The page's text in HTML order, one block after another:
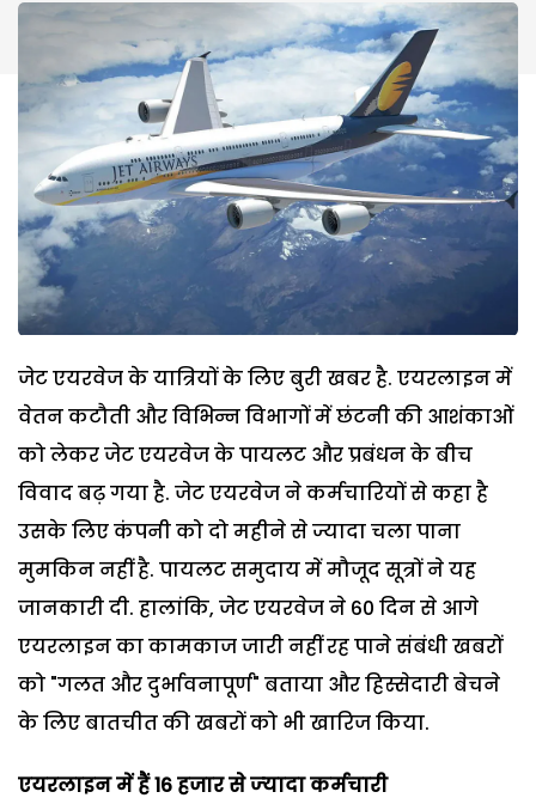
जेट एयरवेज के यात्रियों के लिए बुरी खबर है. एयरलाइन में
वेतन कटौती और विभिन्न विभागों में छंटनी की आशंकाओं
को लेकर जेट एयरवेज के पायलट और प्रबंधन के बीच
विवाद बढ़ गया है. जेट एयरवेज ने कर्मचारियों से कहा है
उसके लिए कंपनी को दो महीने से ज्यादा चला पाना
मुमकिन नहीं है. पायलट समुदाय में मौजूद सूत्रों ने यह
जानकारी दी. हालांकि, जेट एयरवेज ने 60 दिन से आगे
एयरलाइन का कामकाज जारी नहीं रह पाने संबंधी खबरों
को "गलत और दुर्भावनापूर्ण" बताया और हिस्सेदारी बेचने
के लिए बातचीत की खबरों को भी खारिज किया.
एयरलाइन में हैं 16 हजार से ज्‍यादा कर्मचारी